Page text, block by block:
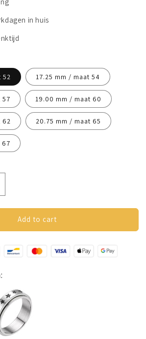
in huis
52 17.25 mm / maat 54
57 19.00 mm / maat 60
62 20.75 mm / maat 65
67
Add to cart